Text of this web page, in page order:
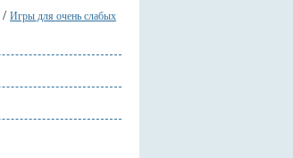
/ Игры для очень слабых